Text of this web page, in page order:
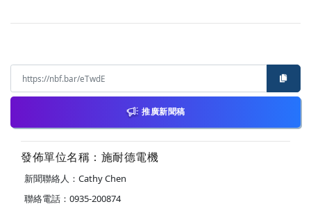
推廣新聞稿
發佈單位名稱：施耐德電機
新聞聯絡人：Cathy Chen
聯絡電話：0935-200874